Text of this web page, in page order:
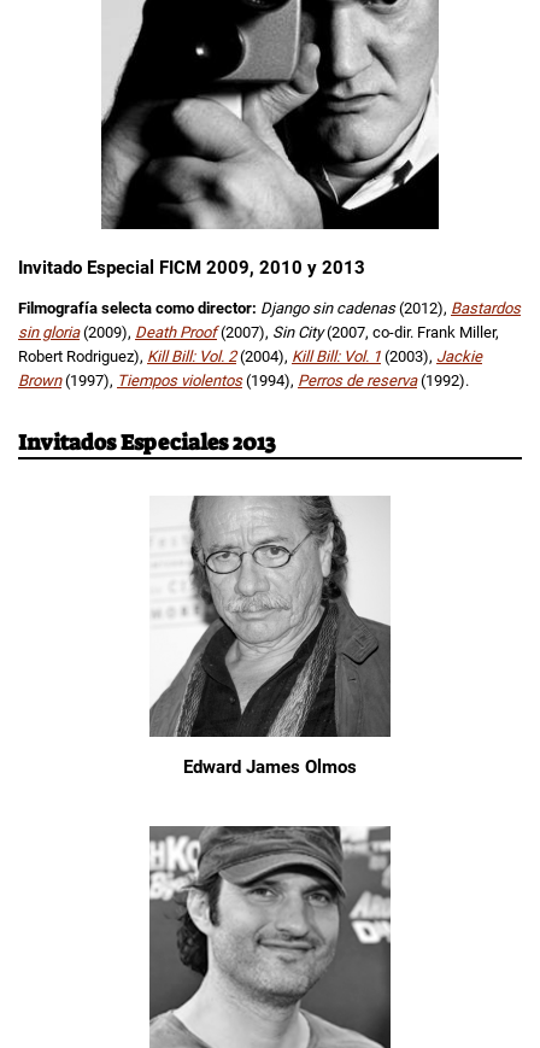
Invitado Especial FICM 2009, 2010 y 2013
Filmografía selecta como director: Django sin cadenas(2012), Bastardos
sin gloria (2009), Death Proof (2007), Sin City(2007, co-dir. Frank Miller,
Robert Rodriguez), Kill Bill: Vol. 2 (2004), Kill Bill: Vol. 1 (2003), Jackie
Brown (1997), Tiempos violentos (1994), Perros de reserva (1992).
Invitados Especiales 2013
Edward James Olmos